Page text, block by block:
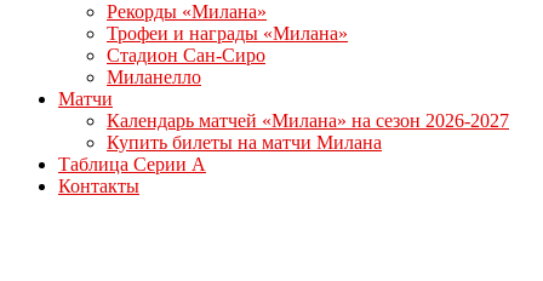
Рекорды «Милана»
Трофеи и награды «Милана»
Стадион Сан-Сиро
Миланелло
Матчи
Календарь матчей «Милана» на сезон 2026-2027
Купить билеты на матчи Милана
Таблица Серии А
Контакты